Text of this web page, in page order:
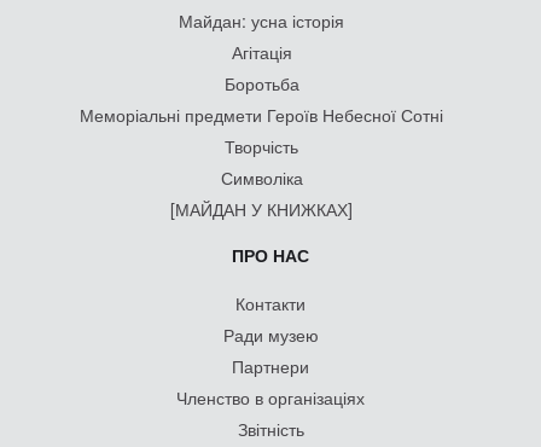
Майдан: усна історія
Агітація
Боротьба
Меморіальні предмети Героїв Небесної Сотні
Творчість
Символіка
[МАЙДАН У КНИЖКАХ]
ПРО НАС
Контакти
Ради музею
Партнери
Членство в організаціях
Звітність